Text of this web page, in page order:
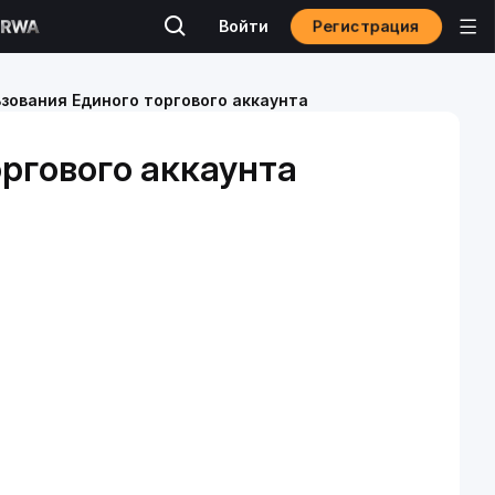
Войти Регистрация
Единого торгового аккаунта
аккаунта